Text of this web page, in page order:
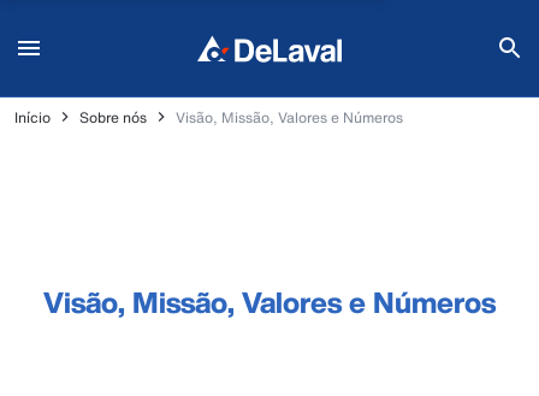
Início Sobre nós Visão, Missão, Valores e Números
Visão, Missão, Valores e Números